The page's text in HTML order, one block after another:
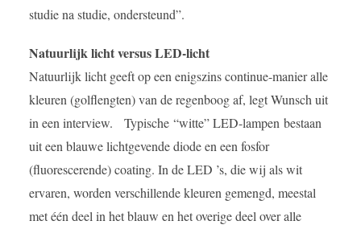
studie na studie, ondersteund”.
Natuurlijk licht versus LED-licht
Natuurlijk licht geeft op een enigszins continue-manier alle
kleuren (golflengten) van de regenboog af, legt Wunsch uit
in een interview. Typische “witte” LED-lampen bestaan ​​
uit een blauwe lichtgevende diode en een fosfor
(fluorescerende) coating. In de LED ’s, die wij als wit
ervaren, worden verschillende kleuren gemengd, meestal
met één deel in het blauw en het overige deel over alle